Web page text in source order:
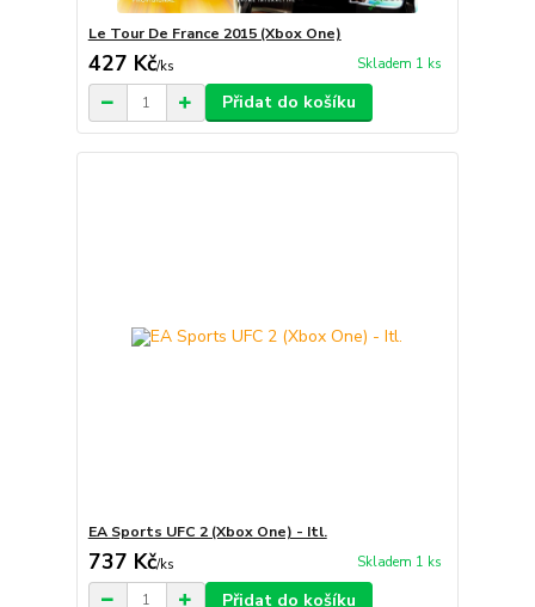
Le Tour De France 2015 (Xbox One)
427 Kč/ks Skladem 1 ks
Přidat do košíku
EA Sports UFC 2 (Xbox One) - Itl.
737 Kč/ks Skladem 1 ks
Přidat do košíku